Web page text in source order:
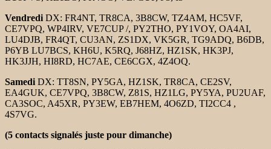
Vendredi DX: FR4NT, TR8CA, 3B8CW, TZ4AM, HC5VF,
CE7VPQ, WP4IRV, VE7CUP /, PY2THO, PY1VOY, OA4AI,
LU4DJB, FR4QT, CU3AN, ZS1DX, VK5GR, TG9ADQ, B6DB,
P6YB LU7BCS, KH6U, K5RQ, J68HZ, HZ1SK, HK3PJ,
HK3JJH, HI8RD, HC7AE, CE6CGX, 4Z4OQ.
Samedi DX: TT8SN, PY5GA, HZ1SK, TR8CA, CE2SV,
EA4GUK, CE7VPQ, 3B8CW, Z81S, HZ1LG, PY5YA, PU2UAF,
CA3SOC, A45XR, PY3EW, EB7HEM, 4O6ZD, TI2CC4 ,
4S7VG.
(5 contacts signalés juste pour dimanche)